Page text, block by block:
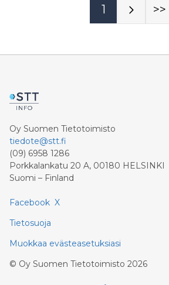
vahvasti taudin etenemistä ja
1 >>
Oy Suomen Tietotoimisto
tiedote@stt.fi
(09) 6958 1286
Porkkalankatu 20 A, 00180 HELSINKI
Suomi – Finland
Facebook X
Tietosuoja
Muokkaa evästeasetuksiasi
© Oy Suomen Tietotoimisto 2026